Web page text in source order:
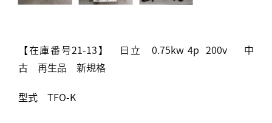
【在庫番号21-13】 日立 0.75kw 4p 200v 中
古 再生品 新規格
型式 TFO-K